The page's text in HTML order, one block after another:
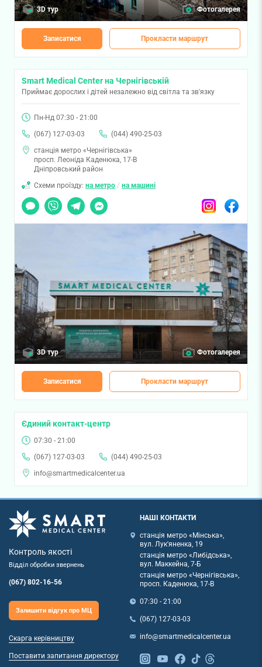
3D тур Фотогалерея
Записатися Прокласти маршрут
Smart Medical Center на Чернігівській
Приймає дорослих і дітей незалежно від світла та зв'язку
Пн-Нд 07:30 - 21:00
(067) 127-03-03
(044) 490-25-03
станція метро «Чернігівська»
просп. Леоніда Каденюка, 17-В
Дніпровський район
Схеми проїзду: на метро / на машині
Чат
Viber TelegramMessenger InstagramFacebook
3D тур Фотогалерея
Записатися Прокласти маршрут
Єдиний контакт-центр
07:30 - 21:00
(067) 127-03-03
(044) 490-25-03
info@smartmedicalcenter.ua
Контроль якості
Відділ обробки звернень
(067) 802-16-56
Залишити відгук про МЦ
Скарга керівництву
Поставити запитання директору
НАШІ КОНТАКТИ
станція метро «Мінська»,
вул. Лук'яненка, 19
станція метро «Либідська»,
вул. Маккейна, 7-Б
станція метро «Чернігівська»,
просп. Каденюка, 17-В
07:30 - 21:00
(067) 127-03-03
info@smartmedicalcenter.ua